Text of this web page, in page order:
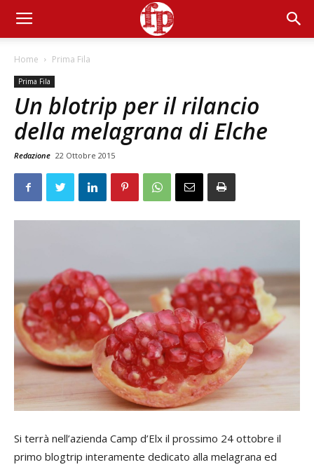
Home Prima Fila
Prima Fila
Un blotrip per il rilancio
della melagrana di Elche
Redazione 22 Ottobre 2015
Si terrà nell’azienda Camp d’Elx il prossimo 24 ottobre il
primo blogtrip interamente dedicato alla melagrana ed